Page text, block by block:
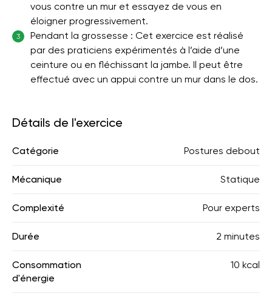
vous contre un mur et essayez de vous en
éloigner progressivement.
3
Pendant la grossesse : Cet exercice est réalisé
par des praticiens expérimentés à l’aide d’une
ceinture ou en fléchissant la jambe. Il peut être
effectué avec un appui contre un mur dans le dos.
Détails de l'exercice
Catégorie Postures debout
Mécanique Statique
Complexité Pour experts
Durée 2 minutes
Consommation
d'énergie
10 kcal